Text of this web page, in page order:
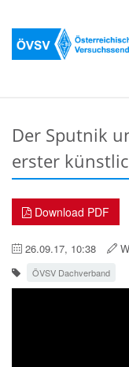
Der Sputnik
erster
Download PDF
26.09.17, 10:38
ÖVSV Dachverband